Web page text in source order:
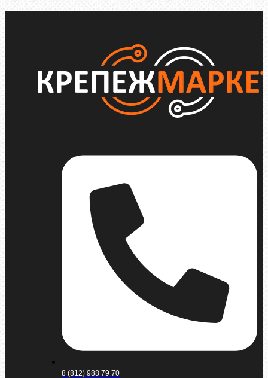
8 (812) 988 79 70